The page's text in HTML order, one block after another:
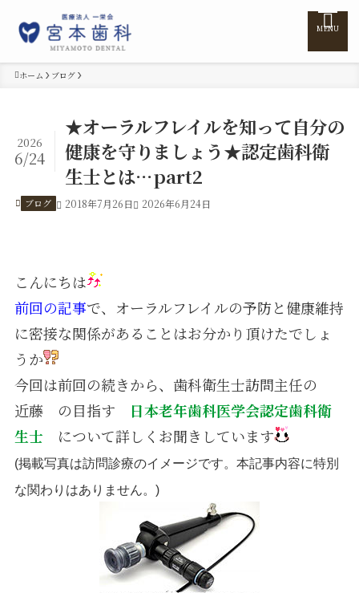
医院紹介
医師紹介
訪問診療
料金表
採用情報
MENU
ホーム ブログ
★オーラルフレイルを知って自分の
健康を守りましょう★認定歯科衛
生士とは…part2
2026
6/24
ブログ 2018年7月26日 2026年6月24日
こんにちは
前回の記事で、オーラルフレイルの予防と健康維持
に密接な関係があることはお分かり頂けたでしょ
うか
今回は前回の続きから、歯科衛生士訪問主任の
近藤 の目指す
日本老年歯科医学会認定歯科衛
生士 について詳しくお聞きしています
(掲載写真は訪問診療のイメージです。本記事内容に特別
な関わりはありません。)